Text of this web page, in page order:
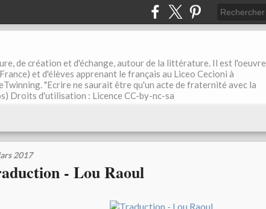
de création et d'échange, autour de la littérature. Il est l'oeuvre
et d'élèves apprenant le français au Liceo Cecioni à
"Ecrire ne saurait être qu'un acte de fraternité avec la
Droits d'utilisation : Licence CC-by-nc-sa
2017
- Lou Raoul